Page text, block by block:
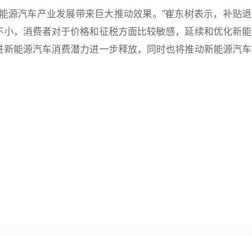
汽车产业发展带来巨大推动效果。”崔东树表示，补贴退
，消费者对于价格和征税方面比较敏感，延续和优化新能
能源汽车消费潜力进一步释放，同时也将推动新能源汽车